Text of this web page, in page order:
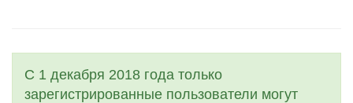
С 1 декабря 2018 года только
зарегистрированные пользователи могут